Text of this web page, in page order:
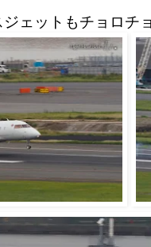
ェットもチョロチ